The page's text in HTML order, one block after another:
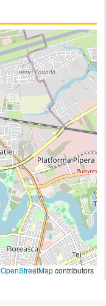
OpenStreetMapcontributors